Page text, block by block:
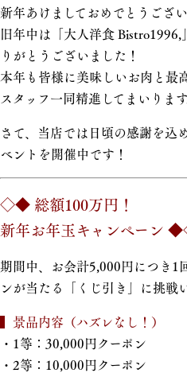
新年あけましておめでとうござい
旧年中は「大人洋食
りがとうございました！
本年も皆様に美味しいお肉と最
スタッフ一同精進してまいります
さて、当店では日頃の感謝を込
ベントを開催中です！
◇◆ 総額100万円！
新年お年玉キャンペーン
期間中、お会計5,000円につき1
ンが当たる「くじ引き」に挑戦
▍景品内容（ハズレなし！）
・1等：30,000円クーポン
・2等：10,000円クーポン